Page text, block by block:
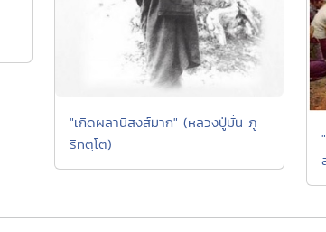
"เกิดผลานิสงส์มาก" (หลวงปู่มั่น ภู
ริทตฺโต)